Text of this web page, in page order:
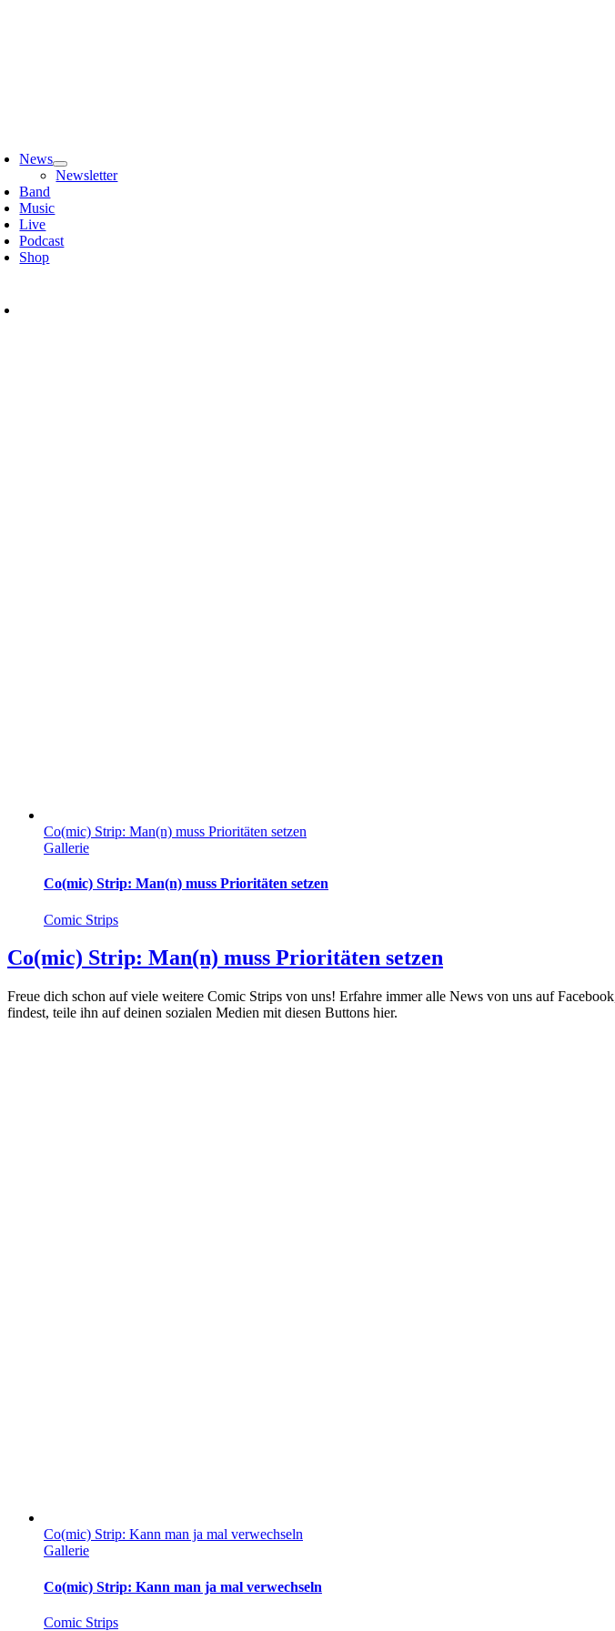
News
Newsletter
Band
Music
Live
Podcast
Shop
Co(mic) Strip: Man(n) muss Prioritäten setzen
Gallerie
Co(mic) Strip: Man(n) muss Prioritäten setzen
Comic Strips
Co(mic) Strip: Man(n) muss Prioritäten setzen
Freue dich schon auf viele weitere Comic Strips von uns! Erfahre immer alle News von uns auf
findest, teile ihn auf deinen sozialen Medien mit diesen Buttons hier.
Co(mic) Strip: Kann man ja mal verwechseln
Gallerie
Co(mic) Strip: Kann man ja mal verwechseln
Comic Strips